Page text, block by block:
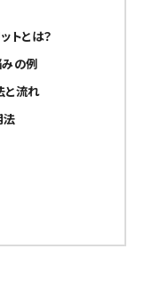
トとは？
の例
と流れ
法